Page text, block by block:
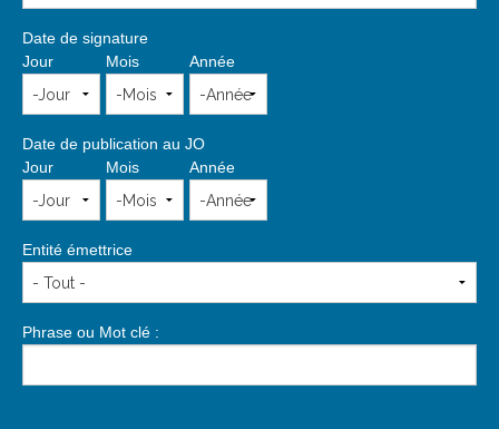
Date de signature
Jour
Mois Année
Date de publication au JO
Jour
Mois Année
Entité émettrice
Phrase ou Mot clé :